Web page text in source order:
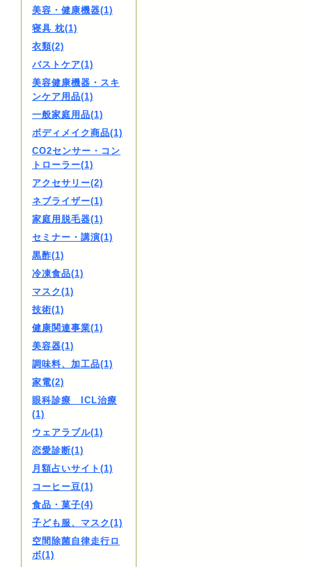
美容・健康機器(1)
寝具 枕(1)
衣類(2)
バストケア(1)
美容健康機器・スキ
ンケア用品(1)
一般家庭用品(1)
ボディメイク商品(1)
CO2センサー・コン
トローラー(1)
アクセサリー(2)
ネブライザー(1)
家庭用脱毛器(1)
セミナー・講演(1)
黒酢(1)
冷凍食品(1)
マスク(1)
技術(1)
健康関連事業(1)
美容器(1)
調味料、加工品(1)
家電(2)
眼科診療 ICL治療
(1)
ウェアラブル(1)
恋愛診断(1)
月額占いサイト(1)
コーヒー豆(1)
食品・菓子(4)
子ども服、マスク(1)
空間除菌自律走行ロ
ボ(1)